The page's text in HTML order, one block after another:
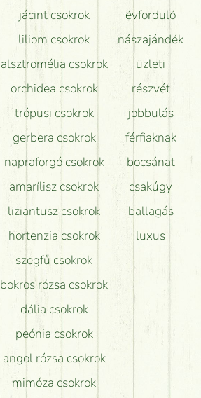
jácint csokrok
liliom csokrok
alsztromélia csokrok
orchidea csokrok
trópusi csokrok
gerbera csokrok
napraforgó csokrok
amarílisz csokrok
liziantusz csokrok
hortenzia csokrok
szegfű csokrok
bokros rózsa csokrok
dália csokrok
peónia csokrok
angol rózsa csokrok
mimóza csokrok
évforduló
nászajándék
üzleti
részvét
jobbulás
férfiaknak
bocsánat
csakúgy
ballagás
luxus